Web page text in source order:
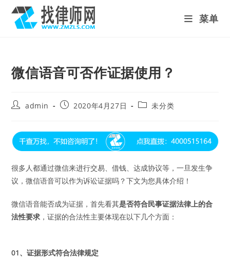
content
菜单
微信语音可否作证据使用？
Postadmin
Post2020年4月27日
Post未分类
很多人都通过微信来进行交易、借钱、达成协议等，一旦发生争
议，微信语音可以作为诉讼证据吗？下文为您具体介绍！
微信语音能否成为证据，首先看其是否符合民事证据法律上的合
法性要求 ，证据的合法性主要体现在以下几个方面：
01、证据形式符合法律规定